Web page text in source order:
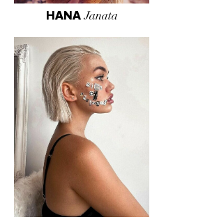
HANA Janata